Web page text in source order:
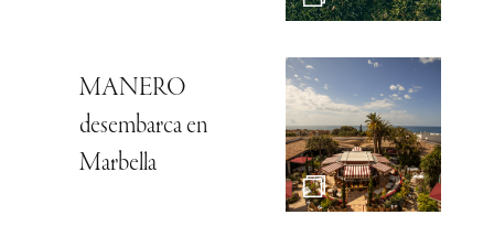
MANERO
desembarca en
Marbella